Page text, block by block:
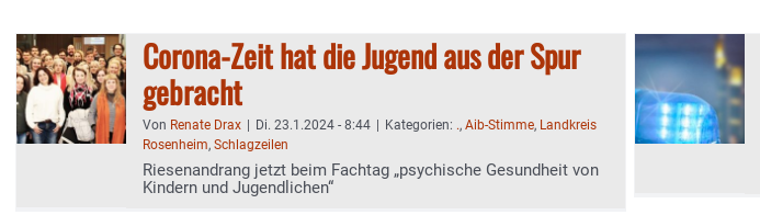
Corona-Zeit hat die Jugend aus der Spur
gebracht
Von Renate Drax Di. 23.1.2024 - 8:44 Kategorien: ., Aib-Stimme, Landkreis
Rosenheim, Schlagzeilen
Riesenandrang jetzt beim Fachtag „psychische Gesundheit von
Kindern und Jugendlichen“